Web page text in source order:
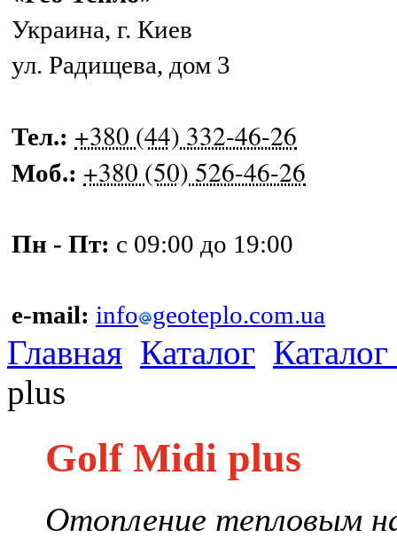
Украина, г. Киев
ул. Радищева, дом 3
Тел.: +380 (44) 332-46-26
Моб.: +380 (50) 526-46-26
Пн - Пт: с 09:00 до 19:00
e-mail: info geoteplo.com.ua
Главная Каталог
plus
Golf Midi plus
Отопление тепловым